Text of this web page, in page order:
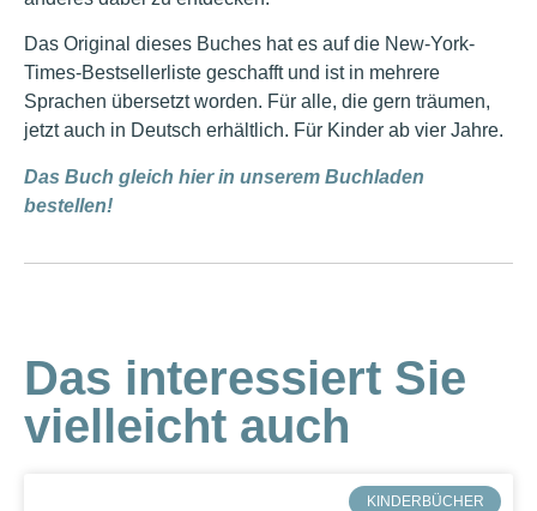
Das Original dieses Buches hat es auf die New-York-
Times-Bestsellerliste geschafft und ist in mehrere
Sprachen übersetzt worden. Für alle, die gern träumen,
jetzt auch in Deutsch erhältlich. Für Kinder ab vier Jahre.
Das Buch gleich hier in unserem Buchladen
bestellen!
Das interessiert Sie
vielleicht auch
KINDERBÜCHER